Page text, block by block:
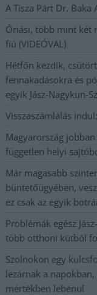
A Tisza Párt Dr.
Óriási, több mint két
fiú (VIDEÓVAL)
Hétfőn kezdik,
fennakadásokra és
egyik Jász-Nagykun-
Visszaszámlálás
Magyarország
független helyi
Már magasabb
büntetőügyében,
ez csak az egyik
Problémák egész
több otthoni kútból
Szolnokon egy
lezárnak a
mértékben lebénul